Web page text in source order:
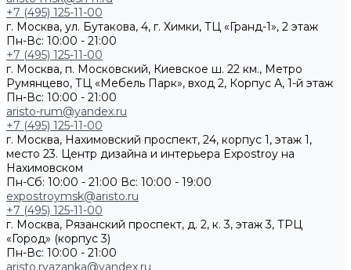
+7 (495) 125-11-00
г. Москва, ул. Бутакова, 4, г. Химки, ТЦ «Гранд-1», 2 этаж
Пн-Вс: 10:00 - 21:00
+7 (495) 125-11-00
г. Москва, п. Московский, Киевское ш. 22 км., Метро
Румянцево, ТЦ «Мебель Парк», вход 2, Корпус А, 1-й этаж
Пн-Вс: 10:00 - 21:00
aristo-rum@yandex.ru
+7 (495) 125-11-00
г. Москва, Нахимовский проспект, 24, корпус 1, этаж 1,
место 23. Центр дизайна и интерьера Expostroy на
Нахимовском
Пн-Сб: 10:00 - 21:00 Вс: 10:00 - 19:00
expostroymsk@aristo.ru
+7 (495) 125-11-00
г. Москва, Рязанский проспект, д. 2, к. 3, этаж 3, ТРЦ
«Город» (корпус 3)
Пн-Вс: 10:00 - 21:00
aristo.ryazanka@yandex.ru